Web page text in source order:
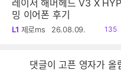
레이저 해머헤드 V3 X
밍 이어폰 후기
L1 제로ms 26.08.09.
읽
135
댓글이 고픈 영자가 올